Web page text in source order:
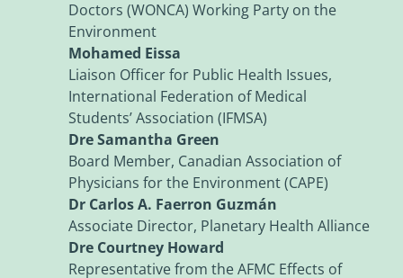
Doctors (WONCA) Working Party on the
Environment
Mohamed Eissa
Liaison Officer for Public Health Issues,
International Federation of Medical
Students’ Association (IFMSA)
Dre Samantha Green
Board Member, Canadian Association of
Physicians for the Environment (CAPE)
Dr Carlos A. Faerron Guzmán
Associate Director, Planetary Health Alliance
Dre Courtney Howard
Representative from the AFMC Effects of